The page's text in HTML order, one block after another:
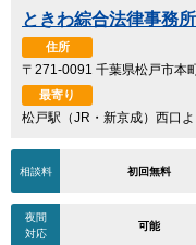
ときわ綜合法律事務
住所
〒271-0091 千葉県松戸市本
最寄り
松戸駅（JR・新京成）西口
相談料 初回無料
夜間
対応
可能